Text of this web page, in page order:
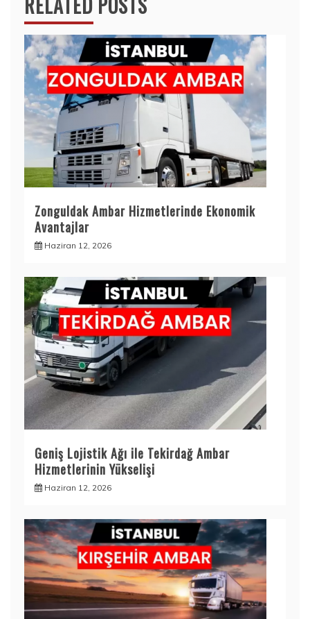
Zonguldak Ambar Hizmetlerinde Ekonomik
Avantajlar
Haziran 12, 2026
Geniş Lojistik Ağı ile Tekirdağ Ambar
Hizmetlerinin Yükselişi
Haziran 12, 2026